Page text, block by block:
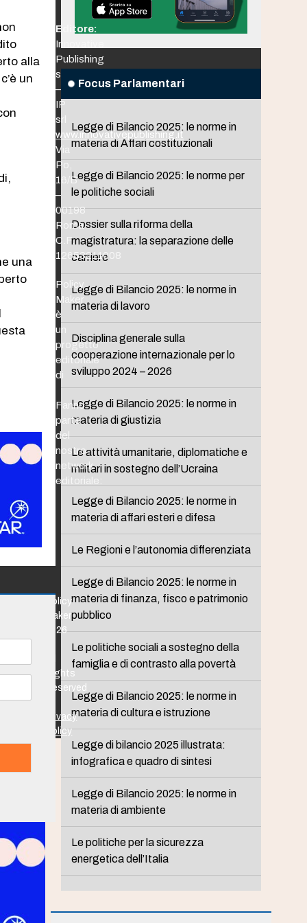
alla
un
una
Focus Parlamentari
Legge di Bilancio 2025: le norme in
materia di Affari costituzionali
Legge di Bilancio 2025: le norme per
le politiche sociali
Dossier sulla riforma della
magistratura: la separazione delle
carriere
Legge di Bilancio 2025: le norme in
materia di lavoro
Disciplina generale sulla
cooperazione internazionale per lo
sviluppo 2024 – 2026
Legge di Bilancio 2025: le norme in
materia di giustizia
Le attività umanitarie, diplomatiche e
militari in sostegno dell’Ucraina
Legge di Bilancio 2025: le norme in
materia di affari esteri e difesa
Le Regioni e l’autonomia differenziata
Legge di Bilancio 2025: le norme in
materia di finanza, fisco e patrimonio
pubblico
Le politiche sociali a sostegno della
famiglia e di contrasto alla povertà
Legge di Bilancio 2025: le norme in
materia di cultura e istruzione
Legge di bilancio 2025 illustrata:
infografica e quadro di sintesi
Legge di Bilancio 2025: le norme in
materia di ambiente
Le politiche per la sicurezza
energetica dell’Italia
Editore:
Innovative
Publishing
srl
–
IP
srl
www.innovativepublishing.it
Via
Po,
16/B
–
00198
Roma
C.F.
12653211008
Policy
Maker
è
un
progetto
editoriale
di
Fanno
parte
del
nostro
network
editoriale:
Policy
Maker
2026
Rights
Reserved
Privacy
Policy